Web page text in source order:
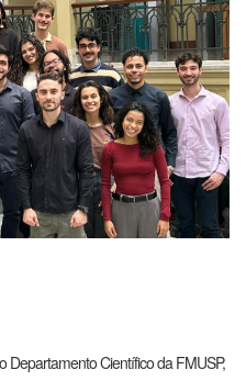
Departamento Científico da FMUSP,